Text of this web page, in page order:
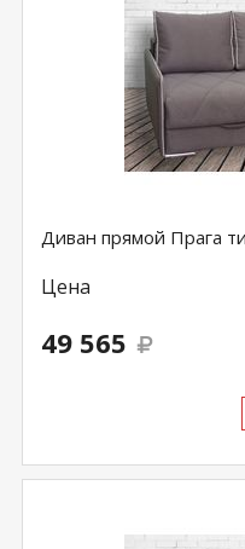
Диван прямой Прага
Цена
49 565